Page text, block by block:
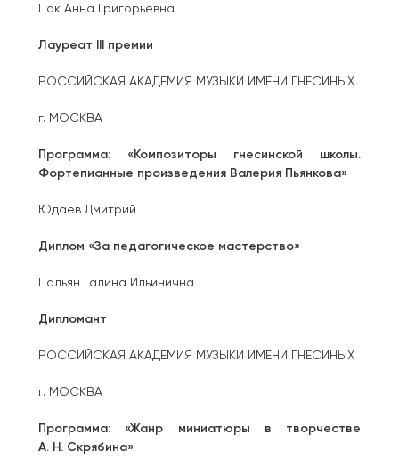
Пак Анна Григорьевна
Лауреат III премии
РОССИЙСКАЯ АКАДЕМИЯ МУЗЫКИ ИМЕНИ ГНЕСИНЫХ
г. МОСКВА
Программа: «Композиторы гнесинской школы.
Фортепианные произведения Валерия Пьянкова»
Юдаев Дмитрий
Диплом «За педагогическое мастерство»
Пальян Галина Ильинична
Дипломант
РОССИЙСКАЯ АКАДЕМИЯ МУЗЫКИ ИМЕНИ ГНЕСИНЫХ
г. МОСКВА
Программа: «Жанр миниатюры в творчестве
А. Н. Скрябина»